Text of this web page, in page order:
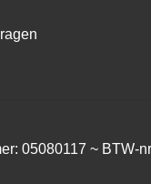
05080117 ~ BTW-